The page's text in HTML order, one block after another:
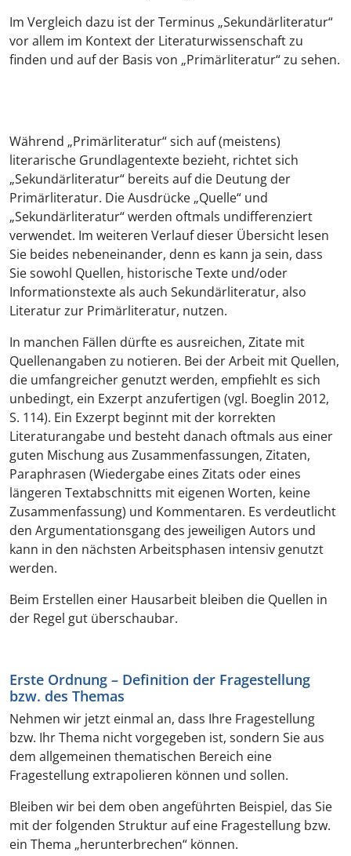
Im Vergleich dazu ist der Terminus „Sekundärliteratur“
vor allem im Kontext der Literaturwissenschaft zu
finden und auf der Basis von „Primärliteratur“ zu sehen.
Während „Primärliteratur“ sich auf (meistens)
literarische Grundlagentexte bezieht, richtet sich
„Sekundärliteratur“ bereits auf die Deutung der
Primärliteratur. Die Ausdrücke „Quelle“ und
„Sekundärliteratur“ werden oftmals undifferenziert
verwendet. Im weiteren Verlauf dieser Übersicht lesen
Sie beides nebeneinander, denn es kann ja sein, dass
Sie sowohl Quellen, historische Texte und/oder
Informationstexte als auch Sekundärliteratur, also
Literatur zur Primärliteratur, nutzen.
In manchen Fällen dürfte es ausreichen, Zitate mit
Quellenangaben zu notieren. Bei der Arbeit mit Quellen,
die umfangreicher genutzt werden, empfiehlt es sich
unbedingt, ein Exzerpt anzufertigen (vgl. Boeglin 2012,
S. 114). Ein Exzerpt beginnt mit der korrekten
Literaturangabe und besteht danach oftmals aus einer
guten Mischung aus Zusammenfassungen, Zitaten,
Paraphrasen (Wiedergabe eines Zitats oder eines
längeren Textabschnitts mit eigenen Worten, keine
Zusammenfassung) und Kommentaren. Es verdeutlicht
den Argumentationsgang des jeweiligen Autors und
kann in den nächsten Arbeitsphasen intensiv genutzt
werden.
Beim Erstellen einer Hausarbeit bleiben die Quellen in
der Regel gut überschaubar.
Erste Ordnung – Definition der Fragestellung
bzw. des Themas
Nehmen wir jetzt einmal an, dass Ihre Fragestellung
bzw. Ihr Thema nicht vorgegeben ist, sondern Sie aus
dem allgemeinen thematischen Bereich eine
Fragestellung extrapolieren können und sollen.
Bleiben wir bei dem oben angeführten Beispiel, das Sie
mit der folgenden Struktur auf eine Fragestellung bzw.
ein Thema „herunterbrechen“ können.